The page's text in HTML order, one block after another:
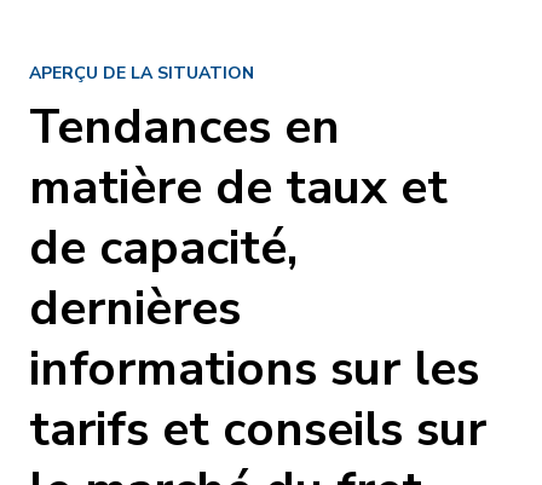
APERÇU DE LA SITUATION
Tendances en
matière de taux et
de capacité,
dernières
informations sur les
tarifs et conseils sur